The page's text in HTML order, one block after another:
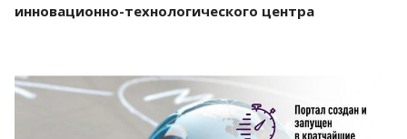
инновационно-технологического центра